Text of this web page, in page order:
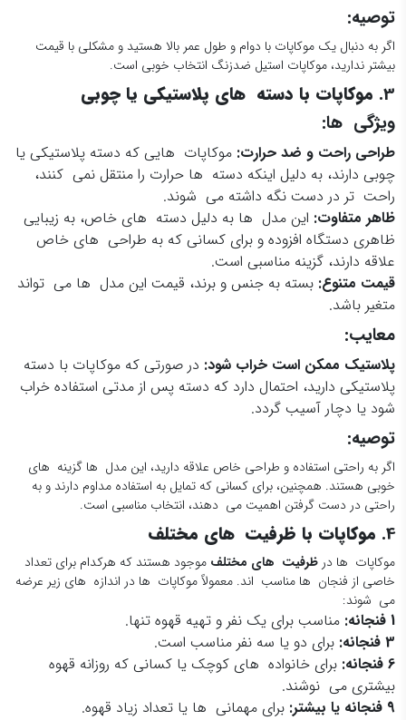
توصیه:
اگر به دنبال یک موکاپات با دوام و طول عمر بالا هستید و مشکلی با قیمت
بیشتر ندارید، موکاپات استیل ضدزنگ انتخاب خوبی است.
3. موکاپات با دسته های پلاستیکی یا چوبی
ویژگی ها:
طراحی راحت و ضد حرارت: موکاپات هایی که دسته پلاستیکی یا
چوبی دارند، به دلیل اینکه دسته ها حرارت را منتقل نمی کنند،
راحت تر در دست نگه داشته می شوند.
ظاهر متفاوت: این مدل ها به دلیل دسته های خاص، به زیبایی
ظاهری دستگاه افزوده و برای کسانی که به طراحی های خاص
علاقه دارند، گزینه مناسبی است.
قیمت متنوع: بسته به جنس و برند، قیمت این مدل ها می تواند
متغیر باشد.
معایب:
پلاستیک ممکن است خراب شود: در صورتی که موکاپات با دسته
پلاستیکی دارید، احتمال دارد که دسته پس از مدتی استفاده خراب
شود یا دچار آسیب گردد.
توصیه:
اگر به راحتی استفاده و طراحی خاص علاقه دارید، این مدل ها گزینه های
خوبی هستند. همچنین، برای کسانی که تمایل به استفاده مداوم دارند و به
راحتی در دست گرفتن اهمیت می دهند، انتخاب مناسبی است.
4. موکاپات با ظرفیت های مختلف
موکاپات ها در ظرفیت های مختلف موجود هستند که هرکدام برای تعداد
خاصی از فنجان ها مناسب اند. معمولاً موکاپات ها در اندازه های زیر عرضه
می شوند:
1 فنجانه: مناسب برای یک نفر و تهیه قهوه تنها.
3 فنجانه: برای دو یا سه نفر مناسب است.
6 فنجانه: برای خانواده های کوچک یا کسانی که روزانه قهوه
بیشتری می نوشند.
9 فنجانه یا بیشتر: برای مهمانی ها یا تعداد زیاد قهوه.